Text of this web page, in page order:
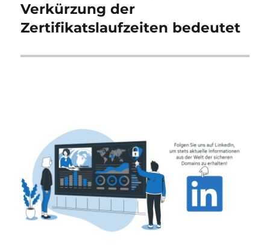
Beitrag:
Verkürzung der
Zertifikatslaufzeiten bedeutet